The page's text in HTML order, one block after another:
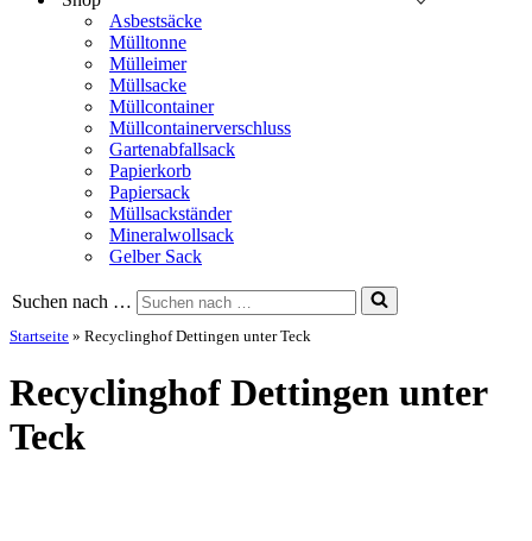
Asbestsäcke
Mülltonne
Mülleimer
Müllsacke
Müllcontainer
Müllcontainerverschluss
Gartenabfallsack
Papierkorb
Papiersack
Müllsackständer
Mineralwollsack
Gelber Sack
Suchen nach …
Startseite » Recyclinghof Dettingen unter Teck
Recyclinghof Dettingen unter
Teck